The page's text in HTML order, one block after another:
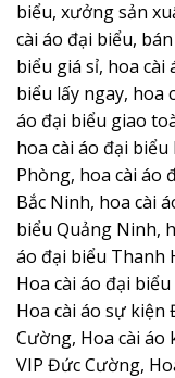
biểu, xưởng sản
cài áo đại biểu,
biểu giá sỉ, hoa cài
biểu lấy ngay, hoa
áo đại biểu giao
hoa cài áo đại
Phòng, hoa cài áo
Bắc Ninh, hoa cài
biểu Quảng Ninh,
áo đại biểu Thanh
Hoa cài áo đại
Hoa cài áo sự
Cường, Hoa cài áo
VIP Đức Cường,